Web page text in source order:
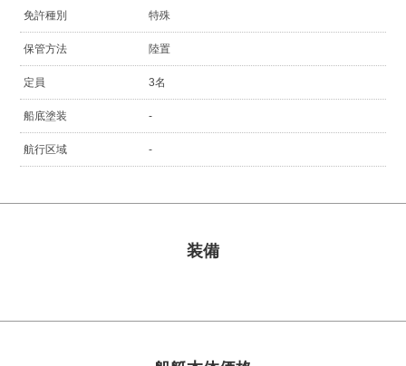
免許種別 特殊
保管方法 陸置
定員 3名
船底塗装 -
航行区域 -
装備